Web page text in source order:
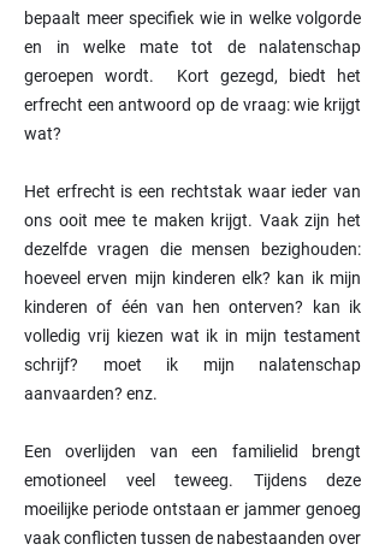
bepaalt meer specifiek wie in welke volgorde
en in welke mate tot de nalatenschap
geroepen wordt. Kort gezegd, biedt het
erfrecht een antwoord op de vraag: wie krijgt
wat?
Het erfrecht is een rechtstak waar ieder van
ons ooit mee te maken krijgt. Vaak zijn het
dezelfde vragen die mensen bezighouden:
hoeveel erven mijn kinderen elk? kan ik mijn
kinderen of één van hen onterven? kan ik
volledig vrij kiezen wat ik in mijn testament
schrijf? moet ik mijn nalatenschap
aanvaarden? enz.
Een overlijden van een familielid brengt
emotioneel veel teweeg. Tijdens deze
moeilijke periode ontstaan er jammer genoeg
vaak conflicten tussen de nabestaanden over